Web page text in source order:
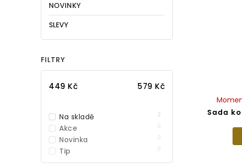
NOVINKY
SLEVY
FILTRY
449 Kč 579 Kč
Na skladě 2
Akce 0
Novinka 0
Tip 0
Sada